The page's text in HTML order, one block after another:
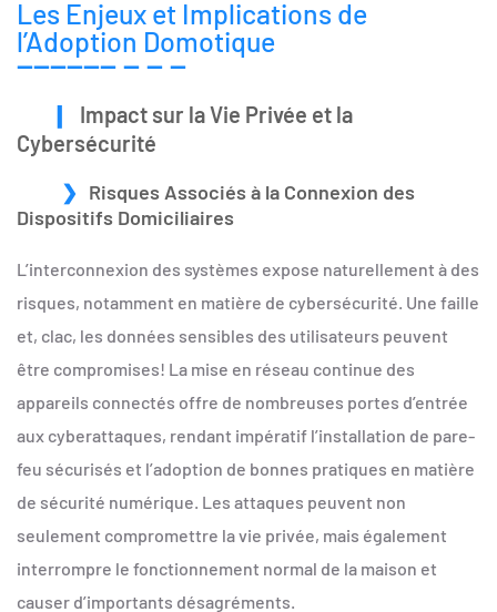
Les Enjeux et Implications de
l’Adoption Domotique
Impact sur la Vie Privée et la
Cybersécurité
Risques Associés à la Connexion des
Dispositifs Domiciliaires
L’interconnexion des systèmes expose naturellement à des
risques, notamment en matière de cybersécurité. Une faille
et, clac, les données sensibles des utilisateurs peuvent
être compromises! La mise en réseau continue des
appareils connectés offre de nombreuses portes d’entrée
aux cyberattaques, rendant impératif l’installation de pare-
feu sécurisés et l’adoption de bonnes pratiques en matière
de sécurité numérique. Les attaques peuvent non
seulement compromettre la vie privée, mais également
interrompre le fonctionnement normal de la maison et
causer d’importants désagréments.